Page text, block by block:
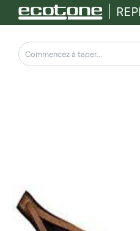
Aller
au
contenu
Rechercher